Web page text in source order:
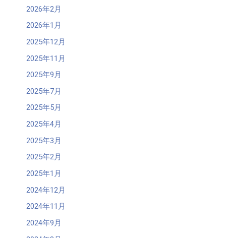
2026年2月
2026年1月
2025年12月
2025年11月
2025年9月
2025年7月
2025年5月
2025年4月
2025年3月
2025年2月
2025年1月
2024年12月
2024年11月
2024年9月